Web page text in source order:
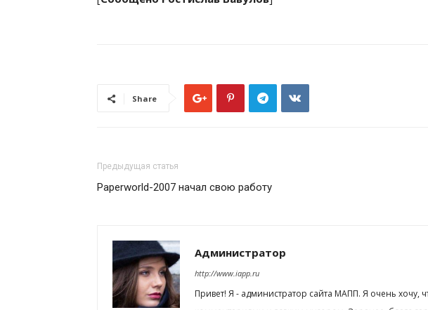
Share
Предыдущая статья
Paperworld-2007 начал свою работу
Администратор
http://www.iapp.ru
Привет! Я - администратор сайта МАПП. Я очень